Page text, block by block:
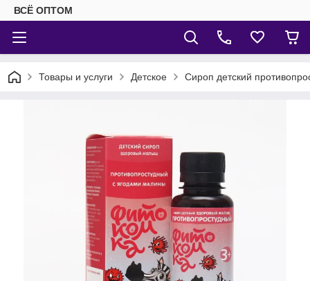
ВСЁ ОПТОМ
Товары и услуги Детское Сироп детский